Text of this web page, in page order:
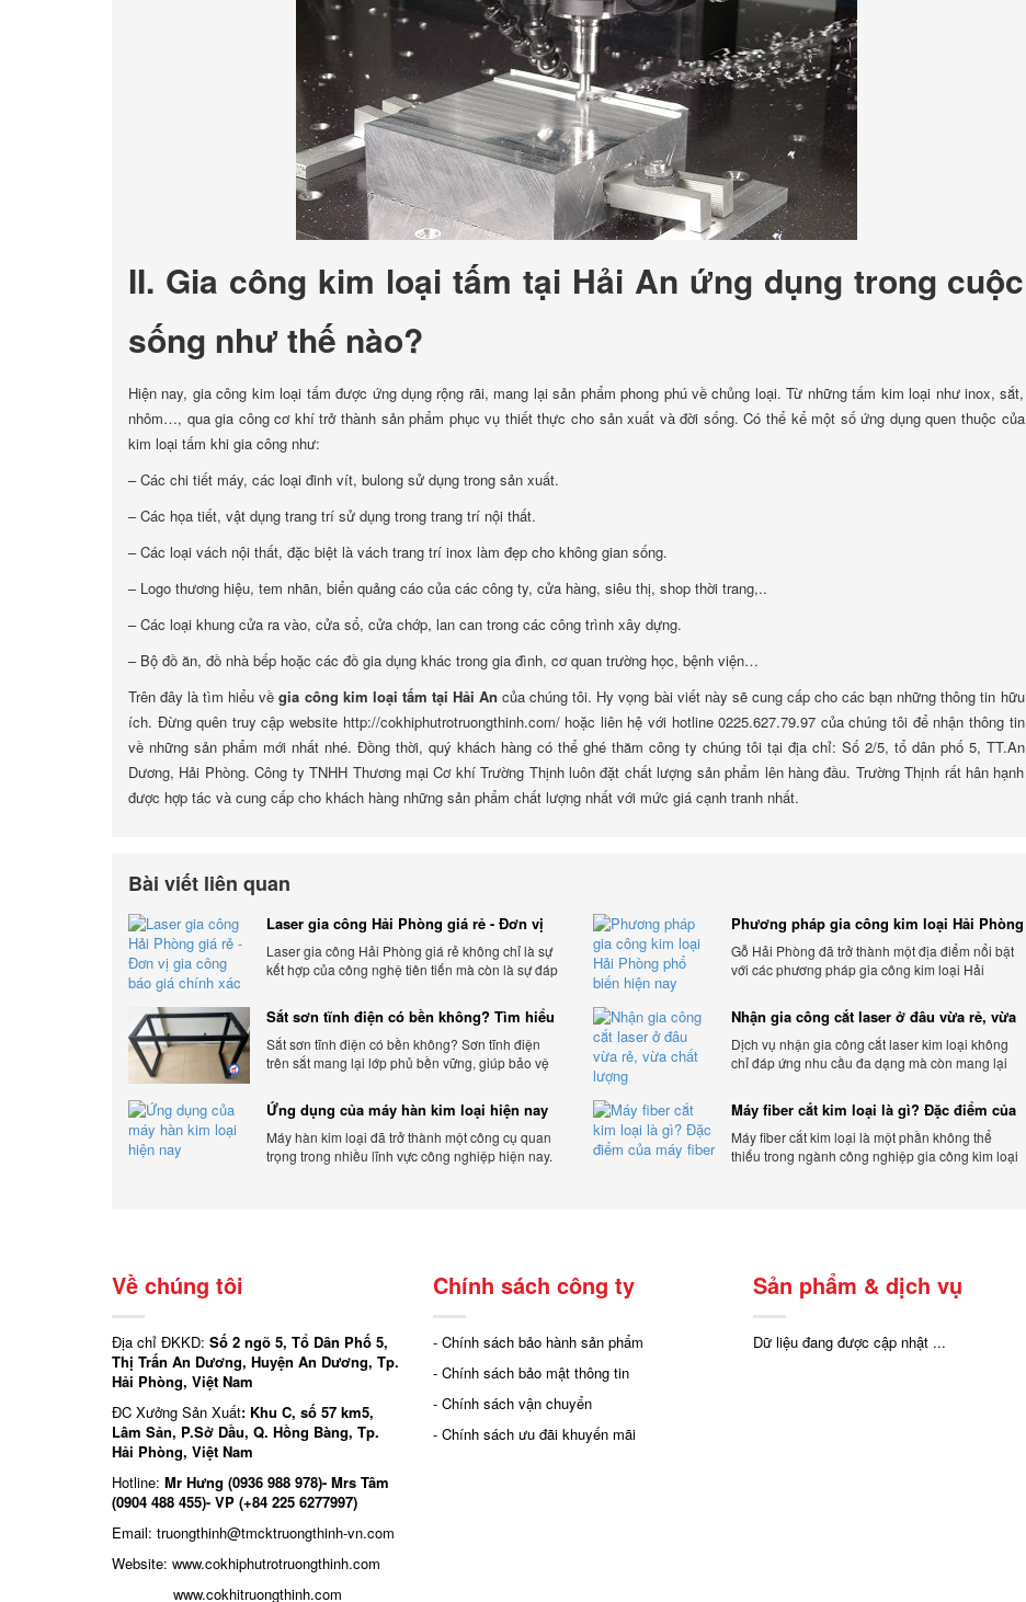
II. Gia công kim loại tấm tại Hải An ứng dụng trong cuộc
sống như thế nào?
Hiện nay, gia công kim loại tấm được ứng dụng rộng rãi, mang lại sản phẩm phong phú về chủng loại. Từ những tấm kim loại như inox, sắt,
nhôm…, qua gia công cơ khí trở thành sản phẩm phục vụ thiết thực cho sản xuất và đời sống. Có thể kể một số ứng dụng quen thuộc của
kim loại tấm khi gia công như:
– Các chi tiết máy, các loại đinh vít, bulong sử dụng trong sản xuất.
– Các họa tiết, vật dụng trang trí sử dụng trong trang trí nội thất.
– Các loại vách nội thất, đặc biệt là vách trang trí inox làm đẹp cho không gian sống.
– Logo thương hiệu, tem nhãn, biển quảng cáo của các công ty, cửa hàng, siêu thị, shop thời trang,..
– Các loại khung cửa ra vào, cửa sổ, cửa chớp, lan can trong các công trình xây dựng.
– Bộ đồ ăn, đồ nhà bếp hoặc các đồ gia dụng khác trong gia đình, cơ quan trường học, bệnh viện…
Trên đây là tìm hiểu vềgia công kim loại tấm tại Hải An của chúng tôi. Hy vọng bài viết này sẽ cung cấp cho các bạn những thông tin hữu
ích. Đừng quên truy cập website http://cokhiphutrotruongthinh.com/ hoặc liên hệ với hotline 0225.627.79.97 của chúng tôi để nhận thông tin
về những sản phẩm mới nhất nhé. Đồng thời, quý khách hàng có thể ghé thăm công ty chúng tôi tại địa chỉ: Số 2/5, tổ dân phố 5, TT.An
Dương, Hải Phòng. Công ty TNHH Thương mại Cơ khí Trường Thịnh luôn đặt chất lượng sản phẩm lên hàng đầu. Trường Thịnh rất hân hạnh
được hợp tác và cung cấp cho khách hàng những sản phẩm chất lượng nhất với mức giá cạnh tranh nhất.
Bài viết liên quan
Laser gia công Hải Phòng giá rẻ - Đơn vị
gia công báo giá chính xác
Laser gia công Hải Phòng giá rẻ không chỉ là sự
kết hợp của công nghệ tiên tiến mà còn là sự đáp
hàng. Xem ngay nhé.
Phương pháp gia công kim loại Hải Phòng
phổ biến hiện nay
Gỗ Hải Phòng đã trở thành một địa điểm nổi bật
với các phương pháp gia công kim loại Hải
Sắt sơn tĩnh điện có bền không? Tìm hiểu
chi tiết
Sắt sơn tĩnh điện có bền không? Sơn tĩnh điện
trên sắt mang lại lớp phủ bền vững, giúp bảo vệ
bên ngoài.
Nhận gia công cắt laser ở đâu vừa rẻ, vừa
chất lượng
Dịch vụ nhận gia công cắt laser kim loại không
chỉ đáp ứng nhu cầu đa dạng mà còn mang lại
Ứng dụng của máy hàn kim loại hiện nay
Máy hàn kim loại đã trở thành một công cụ quan
trọng trong nhiều lĩnh vực công nghiệp hiện nay.
Máy fiber cắt kim loại là gì? Đặc điểm của
máy fiber
Máy fiber cắt kim loại là một phần không thể
thiếu trong ngành công nghiệp gia công kim loại
Về chúng tôi
Địa chỉ ĐKKD: Số 2 ngõ 5, Tổ Dân Phố 5,
Thị Trấn An Dương, Huyện An Dương, Tp.
Hải Phòng, Việt Nam
ĐC Xưởng Sản Xuất: Khu C, số 57 km5,
Lâm Sản, P.Sở Dầu, Q. Hồng Bàng, Tp.
Hải Phòng, Việt Nam
Hotline: Mr Hưng (0936 988 978)- Mrs Tâm
(0904 488 455)- VP (+84 225 6277997)
Email: truongthinh@tmcktruongthinh-vn.com
Website: www.cokhiphutrotruongthinh.com
www.cokhitruongthinh.com
Chính sách công ty
- Chính sách bảo hành sản phẩm
- Chính sách bảo mật thông tin
- Chính sách vận chuyển
- Chính sách ưu đãi khuyến mãi
Sản phẩm & dịch vụ
Dữ liệu đang được cập nhật ...